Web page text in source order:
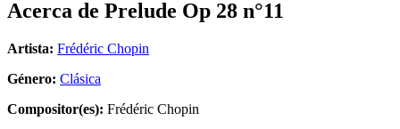
Acerca de Prelude Op 28 n°11
Artista: Frédéric Chopin
Género: Clásica
Compositor(es): Frédéric Chopin